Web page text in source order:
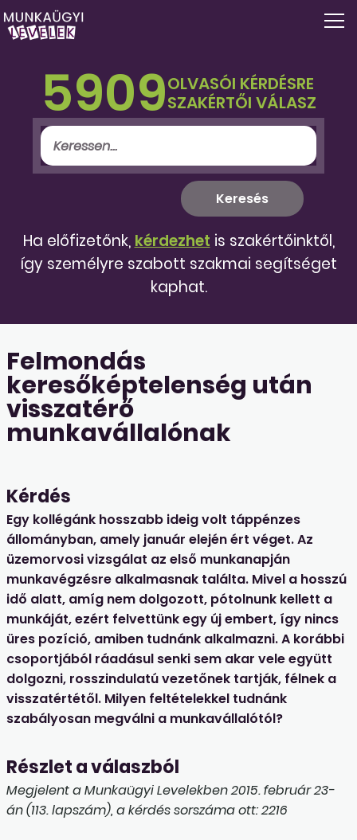
5909OLVASÓI KÉRDÉSRE
SZAKÉRTŐI VÁLASZ
Ha előfizetőnk, kérdezhet is szakértőinktől,
így személyre szabott szakmai segítséget
kaphat.
Felmondás
keresőképtelenség után
visszatérő
munkavállalónak
Kérdés
Egy kollégánk hosszabb ideig volt táppénzes
állományban, amely január elején ért véget. Az
üzemorvosi vizsgálat az első munkanapján
munkavégzésre alkalmasnak találta. Mivel a hosszú
idő alatt, amíg nem dolgozott, pótolnunk kellett a
munkáját, ezért felvettünk egy új embert, így nincs
üres pozíció, amiben tudnánk alkalmazni. A korábbi
csoportjából ráadásul senki sem akar vele együtt
dolgozni, rosszindulatú vezetőnek tartják, félnek a
visszatértétől. Milyen feltételekkel tudnánk
szabályosan megválni a munkavállalótól?
Részlet a válaszból
Megjelent a Munkaügyi Levelekben 2015. február 23-
án (113. lapszám), a kérdés sorszáma ott: 2216